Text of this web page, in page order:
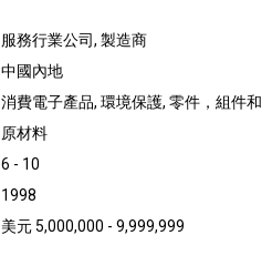
服務行業公司, 製造商
中國內地
消費電子產品, 環境保護, 零件，組件和
原材料
6 - 10
1998
美元 5,000,000 - 9,999,999